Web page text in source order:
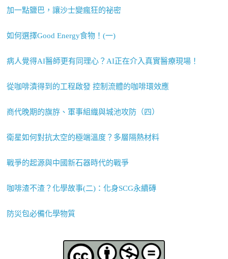
加一點鹽巴，讓沙士變瘋狂的祕密
如何選擇Good Energy食物！(一)
病人覺得AI醫師更有同理心？AI正在介入真實醫療現場！
從咖啡漬得到的工程啟發 控制流體的咖啡環效應
商代晚期的旗斿、軍事組織與城池攻防（四）
衛星如何對抗太空的極端溫度？多層隔熱材料
戰爭的起源與中國新石器時代的戰爭
咖啡渣不渣？化學故事(二)：化身SCG永續磚
防災包必備化學物質